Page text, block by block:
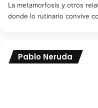
La metamorfosis y otros
donde lo rutinario convive
Pablo Neruda